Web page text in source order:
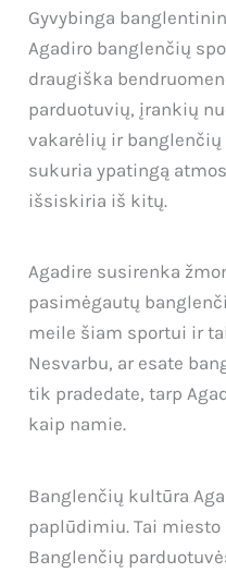
Gyvybinga
Agadiro banglenčių
draugiška
parduotuvių, įrankių
vakarėlių ir banglenčių
sukuria ypatingą
išsiskiria iš kitų.
Agadire susirenka
pasimėgautų
meile šiam sportui ir
Nesvarbu, ar esate
tik pradedate, tarp
kaip namie.
Banglenčių kultūra
paplūdimiu. Tai
Banglenčių